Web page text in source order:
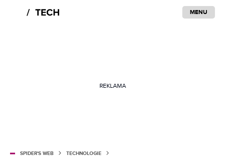
MENU
REKLAMA
SPIDER'S WEB TECHNOLOGIE